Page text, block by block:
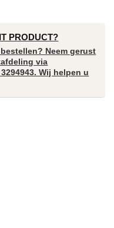
PRODUCT?
Neem gerust
via
Wij helpen u